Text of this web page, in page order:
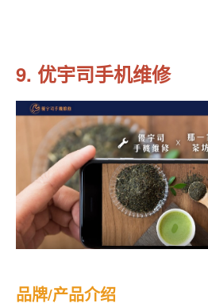
9. 优宇司手机维修
品牌/产品介绍